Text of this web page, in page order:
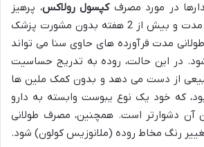
در مورد مصرفکپسول رولاکس، پرهیز
جدی از مصرف طولانی مدت و بیش از 2 هفته بدون مشورت پزشک
مدت فرآورده های حاوی سنا می تواند
در این حالت، روده به تدریج حساسیت
از دست می دهد و بدون کمک ملین ها
که خود یک نوع یبوست وابسته به دارو
آن دشوارتر است. همچنین، مصرف طولانی
رنگ مخاط روده (ملانوزیس کولون) شود.